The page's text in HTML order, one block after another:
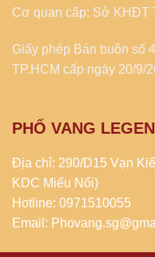
Cơ quan cấp: Sở KHĐT
Giấy phép Bán buôn số
TP.HCM cấp ngày 20/9/
PHỐ VANG
Địa chỉ: 290/D15 Vạn
KDC Miếu Nổi)
Hotline: 0971510055
Email: